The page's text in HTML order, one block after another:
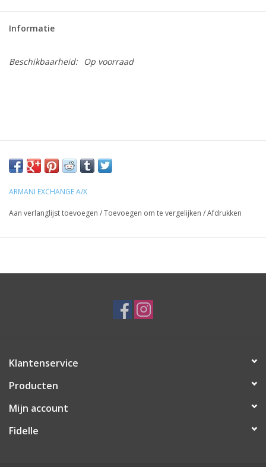
Informatie
Beschikbaarheid: Op voorraad
ARMANI EXCHANGE A/X
Aan verlanglijst toevoegen /Toevoegen om te vergelijken /Afdrukken
Klantenservice
Producten
Mijn account
Fidelle